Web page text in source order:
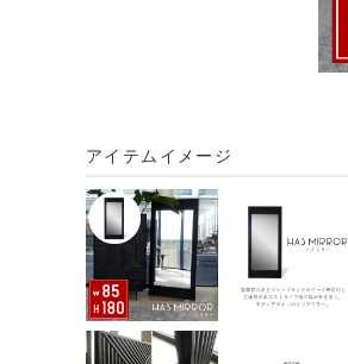
アイテムイメージ